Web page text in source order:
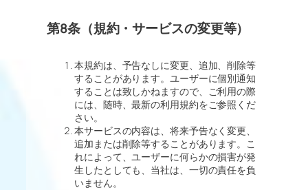
第8条（規約・サービスの変更等）
本規約は、予告なしに変更、追加、削除等
することがあります。ユーザーに個別通知
することは致しかねますので、ご利用の際
には、随時、最新の利用規約をご参照くだ
さい。
本サービスの内容は、将来予告なく変更、
追加または削除等することがあります。こ
れによって、ユーザーに何らかの損害が発
生したとしても、当社は、一切の責任を負
いません。